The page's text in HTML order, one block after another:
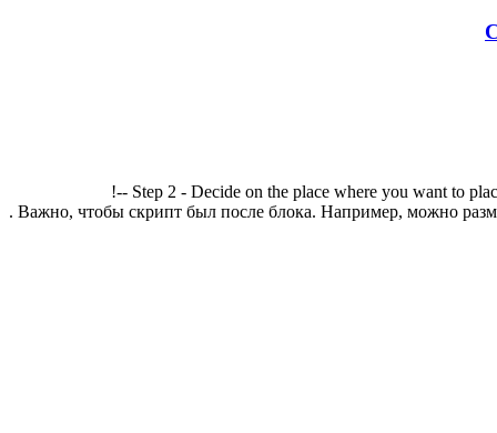
!-- Step 2 - Decide on the place where you want to
. Важно, чтобы скрипт был после блока. Например, можно